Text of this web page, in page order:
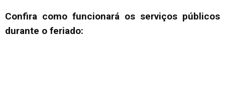
Confira como funcionará os serviços públicos
durante o feriado: